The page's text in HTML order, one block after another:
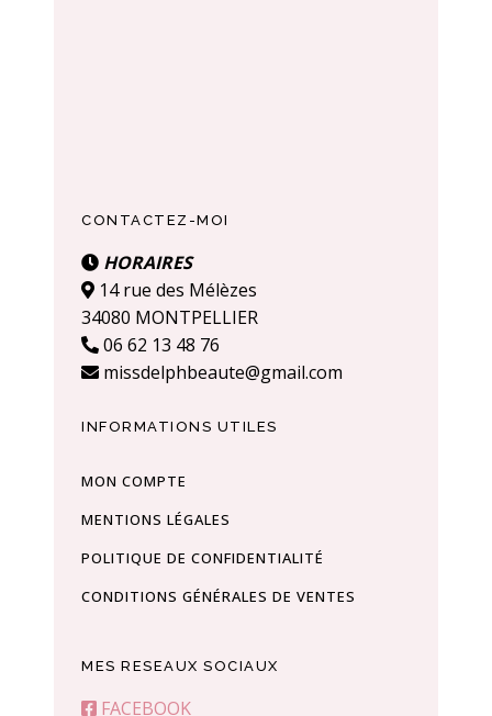
CONTACTEZ-MOI
HORAIRES
14 rue des Mélèzes
34080 MONTPELLIER
06 62 13 48 76
missdelphbeaute@gmail.com
INFORMATIONS UTILES
MON COMPTE
MENTIONS LÉGALES
POLITIQUE DE CONFIDENTIALITÉ
CONDITIONS GÉNÉRALES DE VENTES
MES RESEAUX SOCIAUX
FACEBOOK